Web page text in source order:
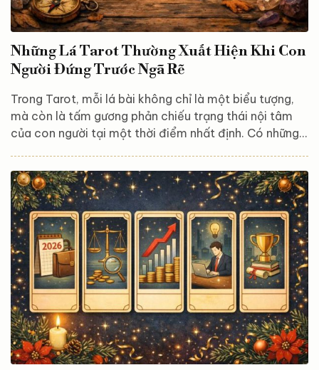
Những Lá Tarot Thường Xuất Hiện Khi Con
Người Đứng Trước Ngã Rẽ
Trong Tarot, mỗi lá bài không chỉ là một biểu tượng,
mà còn là tấm gương phản chiếu trạng thái nội tâm
của con người tại một thời điểm nhất định. Có những
hoặc buộc phải đưa ra một lựa chọn quan trọng, Tarot
thường “lên tiếng” bằng những lá bài rất đặc trưng.
Chúng không quyết định thay bạn, mà giúp bạn nhận
diện rõ hơn ngã rẽ mình đang đứng trước. Dưới đây là
những lá Tarot thường xuất hiện khi con người đang ở
giữa...